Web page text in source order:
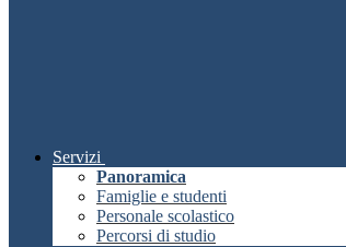
Servizi
Panoramica
Famiglie e studenti
Personale scolastico
Percorsi di studio